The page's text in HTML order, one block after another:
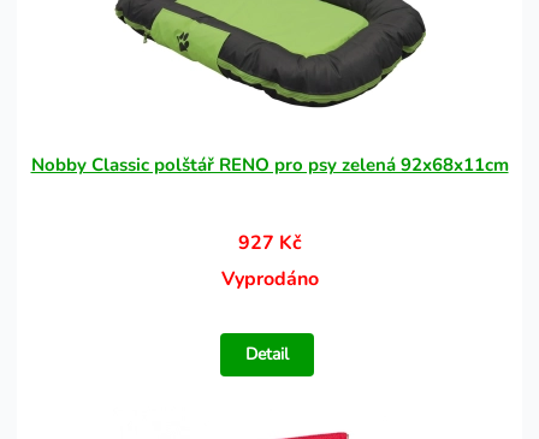
Nobby Classic polštář RENO pro psy zelená 92x68x11cm
927 Kč
Vyprodáno
Detail